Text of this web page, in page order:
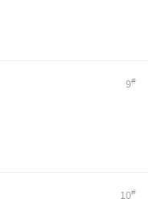
9#
10#